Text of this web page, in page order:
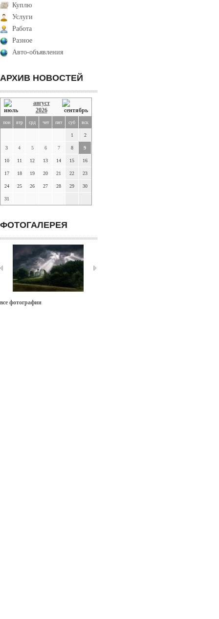
Куплю
Услуги
Работа
Разное
Авто-объявления
АРХИВ НОВОСТЕЙ
август
2026
пон втр срд чет пят суб вск
1 2
3 4 5 6 7 8 9
10 11 12 13 14 15 16
17 18 19 20 21 22 23
24 25 26 27 28 29 30
31
ФОТОГАЛЕРЕЯ
все фотографии